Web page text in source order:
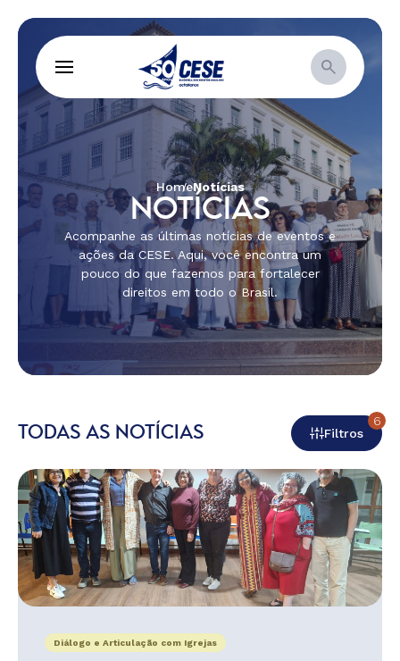
HomeNotícias
NOTÍCIAS
Acompanhe as últimas notícias de eventos e
ações da CESE. Aqui, você encontra um
pouco do que fazemos para fortalecer
direitos em todo o Brasil.
TODAS AS NOTÍCIAS Filtros
6
Diálogo e Articulação com Igrejas